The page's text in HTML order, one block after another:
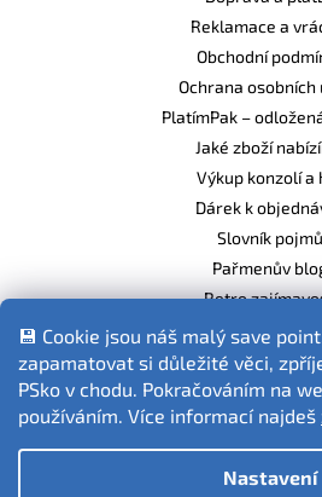
💾 Cookie jsou náš malý save
zapamatovat si důležité věci,
PSko v chodu. Pokračováním na
používáním. Více informací najdeš
Nastavení
Reklamace a
Obchodní
Ochrana osobních
PlatímPak –
Jaké zboží
Výkup konzolí a
Dárek k
Slovník pojmů
Pařmenův
Retro
Balíme
Fotografie produktů jsou